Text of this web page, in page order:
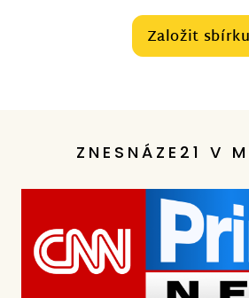
Založit sbírku
ZNESNÁZE21 V